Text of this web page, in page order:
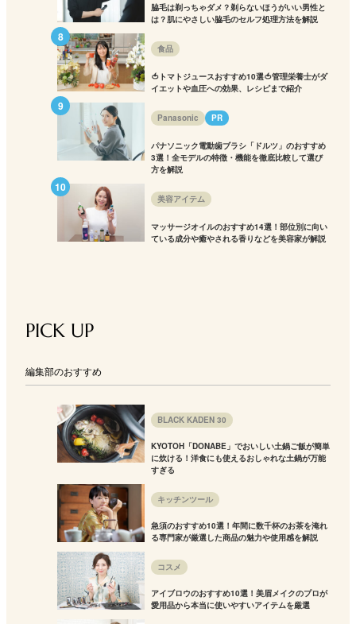
脇毛は剃っちゃダメ？剃らないほうがいい男性と
は？肌にやさしい脇毛のセルフ処理方法を解説
食品
🍅トマトジュースおすすめ10選🍅管理栄養士がダ
イエットや血圧への効果、レシピまで紹介
Panasonic PR
パナソニック電動歯ブラシ「ドルツ」のおすすめ
3選！全モデルの特徴・機能を徹底比較して選び
方を解説
美容アイテム
マッサージオイルのおすすめ14選！部位別に向い
ている成分や癒やされる香りなどを美容家が解説
PICK UP
編集部のおすすめ
BLACK KADEN 30
KYOTOH「DONABE」でおいしい土鍋ご飯が簡単
に炊ける！洋食にも使えるおしゃれな土鍋が万能
すぎる
キッチンツール
急須のおすすめ10選！年間に数千杯のお茶を淹れ
る専門家が厳選した商品の魅力や使用感を解説
コスメ
アイブロウのおすすめ10選！美眉メイクのプロが
愛用品から本当に使いやすいアイテムを厳選